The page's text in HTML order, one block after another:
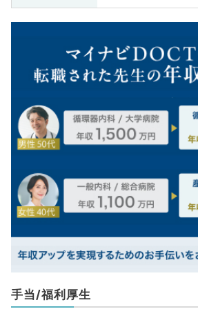
手当/福利厚生